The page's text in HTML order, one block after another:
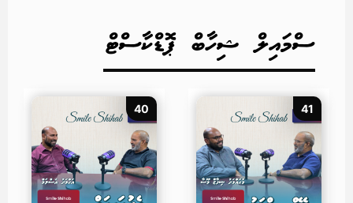
ސްމައިލް ޝިހާބް ޕޮޑްކާސްޓް
41
40